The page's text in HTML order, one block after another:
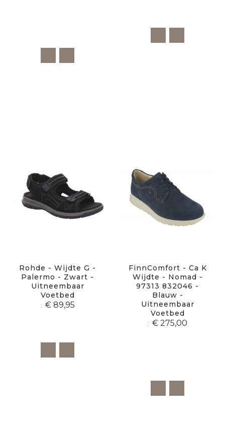
Rohde - Wijdte G -
Palermo - Zwart -
Uitneembaar
Voetbed
€ 89,95
FinnComfort - Ca K
Wijdte - Nomad -
97313 832046 -
Blauw -
Uitneembaar
Voetbed
€ 275,00